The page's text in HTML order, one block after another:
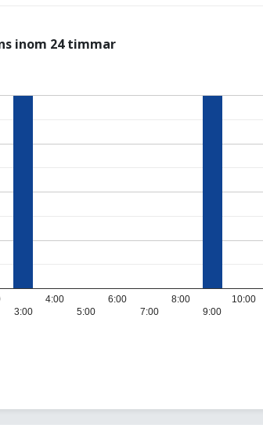
inom 24 timmar
3:00
4:00
5:00
6:00
7:00
8:00
9:00
10:00